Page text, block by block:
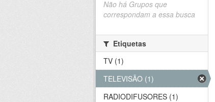
Não há Grupos que
correspondam a essa busca
Etiquetas
TV (1)
TELEVISÃO (1)
RADIODIFUSORES (1)